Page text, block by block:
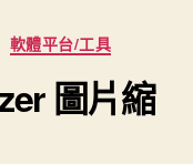
軟體平台/工具
圖片縮